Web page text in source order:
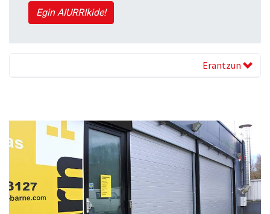
Egin AIURRIkide!
Erantzun